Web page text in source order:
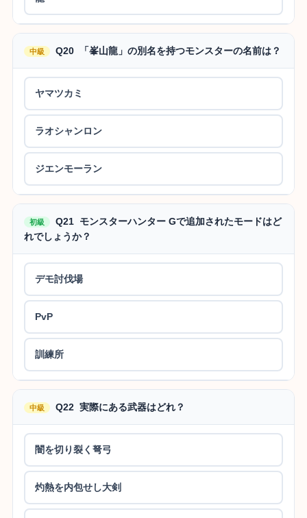
中級 Q20 「峯山龍」の別名を持つモンスターの名前は？
ヤマツカミ
ラオシャンロン
ジエンモーラン
初級
Q21 モンスターハンター Gで追加されたモードはど
れでしょうか？
デモ討伐場
PvP
訓練所
中級 Q22 実際にある武器はどれ？
闇を切り裂く弩弓
灼熱を内包せし大剣